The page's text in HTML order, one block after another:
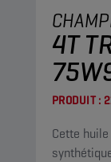
4T
PRODUIT :
Cette